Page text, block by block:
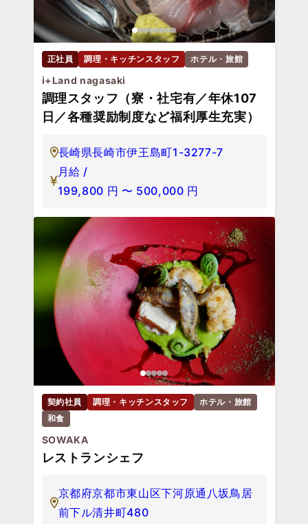
正社員 調理・キッチンスタッフ ホテル・旅館
i+Land nagasaki
調理スタッフ（寮・社宅有／年休107
日／各種奨励制度など福利厚生充実）
長崎県長崎市伊王島町1-3277-7
月給 /
199,800 円 〜 500,000 円
契約社員 調理・キッチンスタッフ
ホテル・旅館
和食
SOWAKA
レストランシェフ
京都府京都市東山区下河原通八坂鳥居
前下ル清井町480